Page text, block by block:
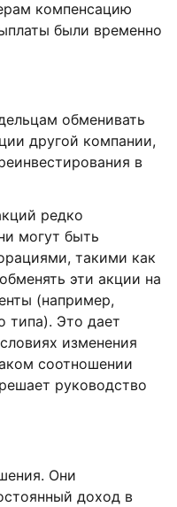
компенсацию
были временно
обменивать
другой компании,
в
редко
могут быть
такими как
эти акции на
(например,
типа). Это дает
изменения
соотношении
руководство
Они
доход в